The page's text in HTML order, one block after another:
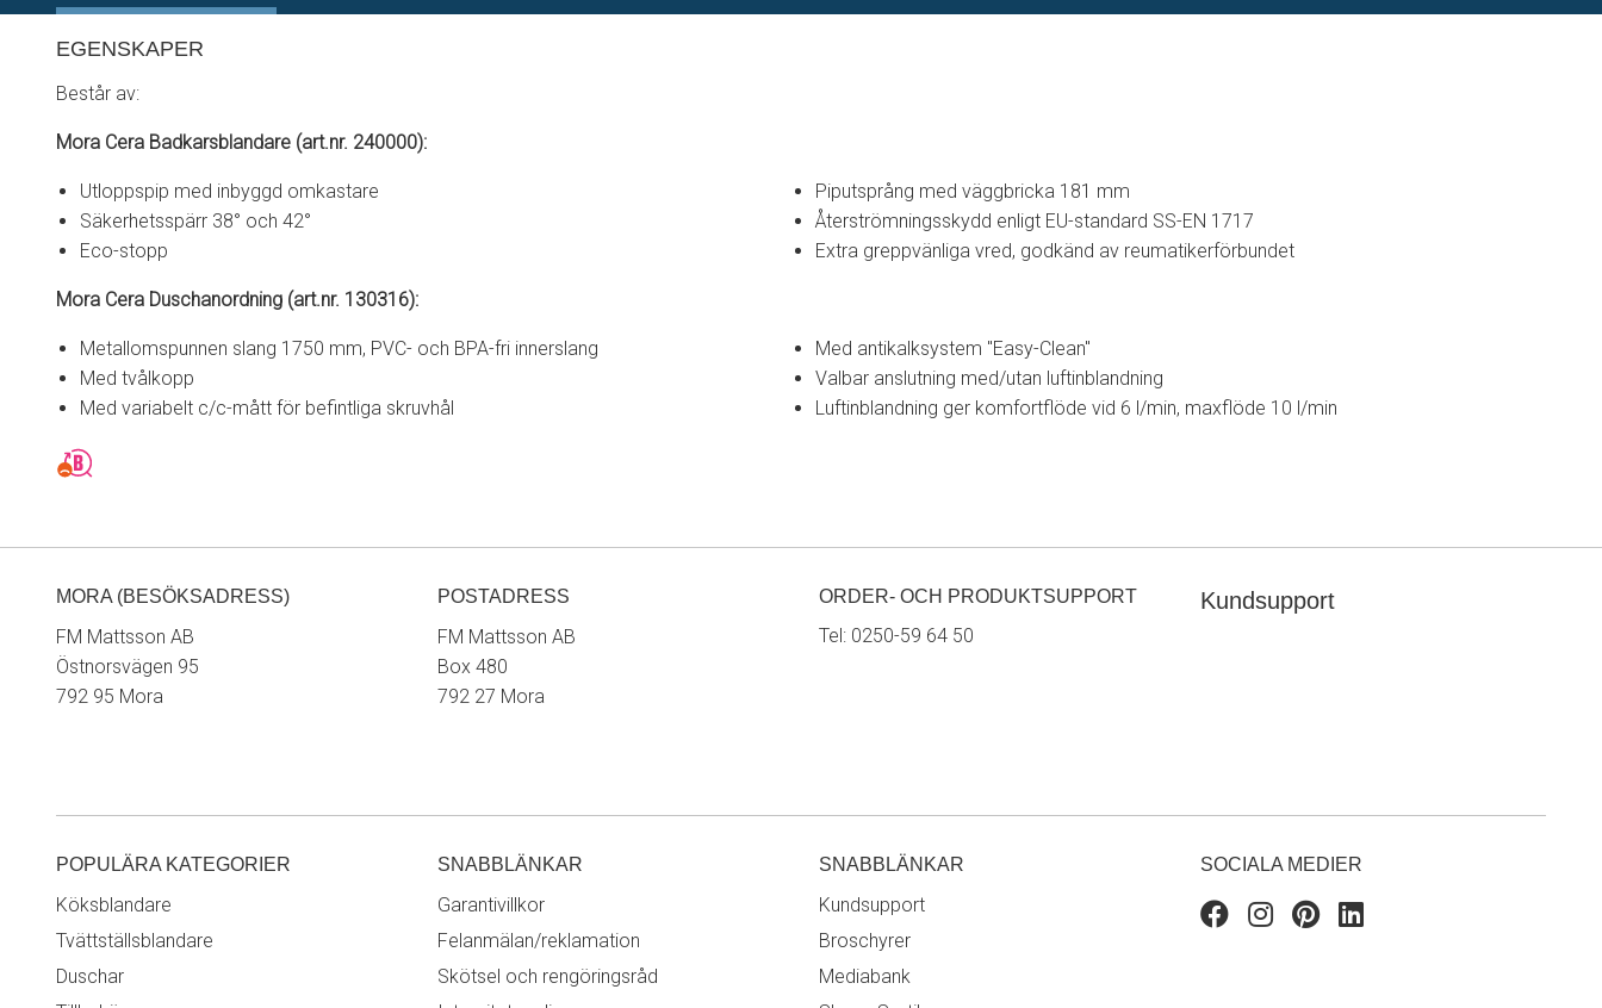
EGENSKAPER
Består av:
Mora Cera Badkarsblandare (art.nr. 240000):
Utloppspip med inbyggd omkastare
Säkerhetsspärr 38° och 42°
Eco-stopp
Piputsprång med väggbricka 181 mm
Återströmningsskydd enligt EU-standard SS-EN 1717
Extra greppvänliga vred, godkänd av reumatikerförbundet
Mora Cera Duschanordning (art.nr. 130316):
Metallomspunnen slang 1750 mm, PVC- och BPA-fri innerslang
Med tvålkopp
Med variabelt c/c-mått för befintliga skruvhål
Med antikalksystem "Easy-Clean"
Valbar anslutning med/utan luftinblandning
Luftinblandning ger komfortflöde vid 6 l/min, maxflöde 10 l/min
MORA (BESÖKSADRESS)
FM Mattsson AB
Östnorsvägen 95
792 95 Mora
POSTADRESS
FM Mattsson AB
Box 480
792 27 Mora
ORDER- OCH PRODUKTSUPPORT
Tel: 0250-59 64 50
Kundsupport
POPULÄRA KATEGORIER
Köksblandare
Tvättställsblandare
Duschar
SNABBLÄNKAR
Garantivillkor
Felanmälan/reklamation
Skötsel och rengöringsråd
SNABBLÄNKAR
Kundsupport
Broschyrer
Mediabank
SOCIALA MEDIER
FacebookInstagram
Pinterest